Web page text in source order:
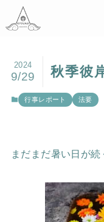
秋季彼
2024
9/29
行事レポート 法要
まだまだ暑い日が続